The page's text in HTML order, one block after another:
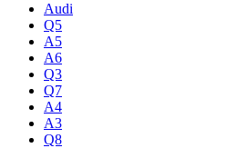
Audi
Q5
A5
A6
Q3
Q7
A4
A3
Q8